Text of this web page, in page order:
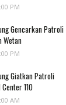
PM
Gencarkan Patroli
Wetan
PM
Giatkan Patroli
110
AM